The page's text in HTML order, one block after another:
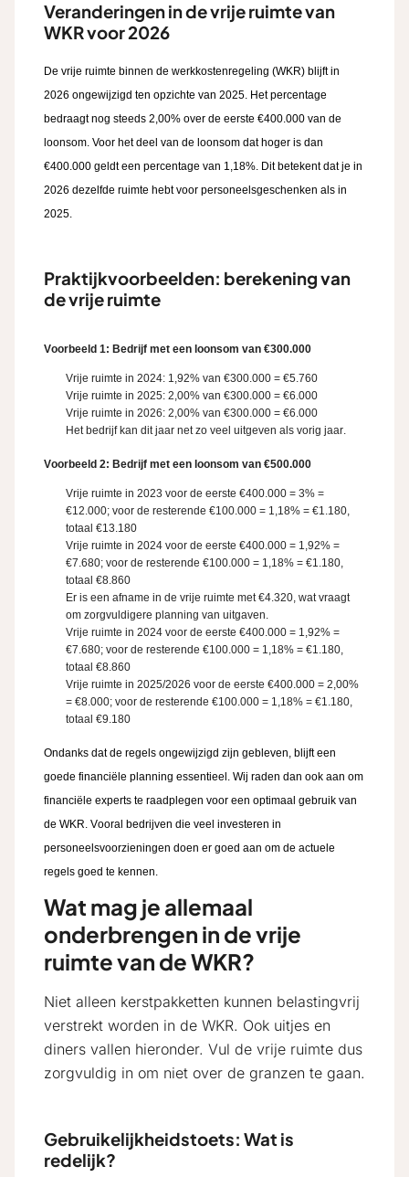
Veranderingen in de vrije ruimte van
WKR voor 2026
De vrije ruimte binnen de werkkostenregeling (WKR) blijft in
2026 ongewijzigd ten opzichte van 2025. Het percentage
bedraagt nog steeds 2,00% over de eerste €400.000 van de
loonsom. Voor het deel van de loonsom dat hoger is dan
€400.000 geldt een percentage van 1,18%. Dit betekent dat je in
2026 dezelfde ruimte hebt voor personeelsgeschenken als in
2025.
Praktijkvoorbeelden: berekening van
de vrije ruimte
Voorbeeld 1: Bedrijf met een loonsom van €300.000
Vrije ruimte in 2024: 1,92% van €300.000 = €5.760
Vrije ruimte in 2025: 2,00% van €300.000 = €6.000
Vrije ruimte in 2026: 2,00% van €300.000 = €6.000
Het bedrijf kan dit jaar net zo veel uitgeven als vorig jaar.
Voorbeeld 2: Bedrijf met een loonsom van €500.000
Vrije ruimte in 2023 voor de eerste €400.000 = 3% =
€12.000; voor de resterende €100.000 = 1,18% = €1.180,
totaal €13.180
Vrije ruimte in 2024 voor de eerste €400.000 = 1,92% =
€7.680; voor de resterende €100.000 = 1,18% = €1.180,
totaal €8.860
Er is een afname in de vrije ruimte met €4.320, wat vraagt
om zorgvuldigere planning van uitgaven.
Vrije ruimte in 2024 voor de eerste €400.000 = 1,92% =
€7.680; voor de resterende €100.000 = 1,18% = €1.180,
totaal €8.860
Vrije ruimte in 2025/2026 voor de eerste €400.000 = 2,00%
= €8.000; voor de resterende €100.000 = 1,18% = €1.180,
totaal €9.180
Ondanks dat de regels ongewijzigd zijn gebleven, blijft een
goede financiële planning essentieel. Wij raden dan ook aan om
financiële experts te raadplegen voor een optimaal gebruik van
de WKR. Vooral bedrijven die veel investeren in
personeelsvoorzieningen doen er goed aan om de actuele
regels goed te kennen.
Wat mag je allemaal
onderbrengen in de vrije
ruimte van de WKR?
Niet alleen kerstpakketten kunnen belastingvrij
verstrekt worden in de WKR. Ook uitjes en
diners vallen hieronder. Vul de vrije ruimte dus
zorgvuldig in om niet over de granzen te gaan.
Gebruikelijkheidstoets: Wat is
redelijk?